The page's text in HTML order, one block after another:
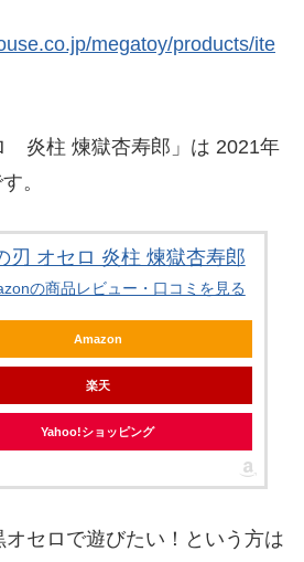
megatoy/products/ite
炎柱 煉獄杏寿郎」は 2021年
。
刃 オセロ 炎柱 煉獄杏寿郎
の商品レビュー・口コミを見る
Amazon
楽天
Yahoo!ショッピング
セロで遊びたい！という方は